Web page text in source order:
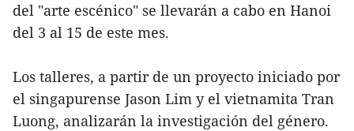
del "arte escénico" se llevarán a cabo en Hanoi
del 3 al 15 de este mes.
Los talleres, a partir de un proyecto iniciado por
el singapurense Jason Lim y el vietnamita Tran
Luong, analizarán la investigación del género.